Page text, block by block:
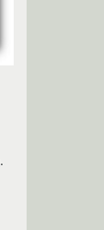
.